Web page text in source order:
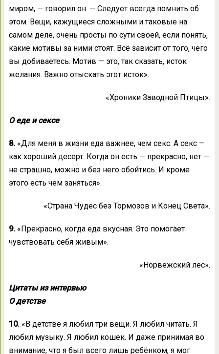
миром, — говорил он. — Следует всегда помнить об
этом. Вещи, кажущиеся сложными и таковые на
самом деле, очень просты по сути своей, если понять,
какие мотивы за ними стоят. Всё зависит от того, чего
вы добиваетесь. Мотив — это, так сказать, исток
желания. Важно отыскать этот исток».
«Хроники Заводной Птицы».
О еде и сексе
8.«Для меня в жизни еда важнее, чем секс. А секс —
как хороший десерт. Когда он есть — прекрасно, нет —
не страшно, можно и без него обойтись. И кроме
этого есть чем заняться».
«Страна Чудес без Тормозов и Конец Света».
9.«Прекрасно, когда еда вкусная. Это помогает
чувствовать себя живым».
«Норвежский лес».
Цитаты из интервью
О детстве
10.«В детстве я любил три вещи. Я любил читать. Я
любил музыку. Я любил кошек. И даже принимая во
внимание, что я был всего лишь ребёнком, я мог